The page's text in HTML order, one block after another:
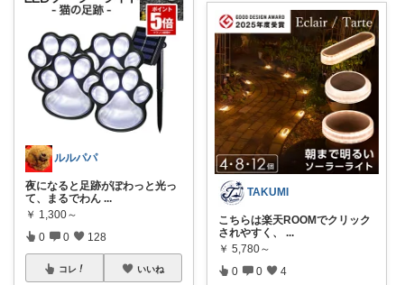
ルルパパ
夜になると足跡がぽわっと光っ
て、まるでわん ...
￥ 1,300～
0 0 128
コレ いいね
TAKUMI
こちらは楽天ROOMでクリック
されやすく、
...
￥ 5,780～
0 0 4